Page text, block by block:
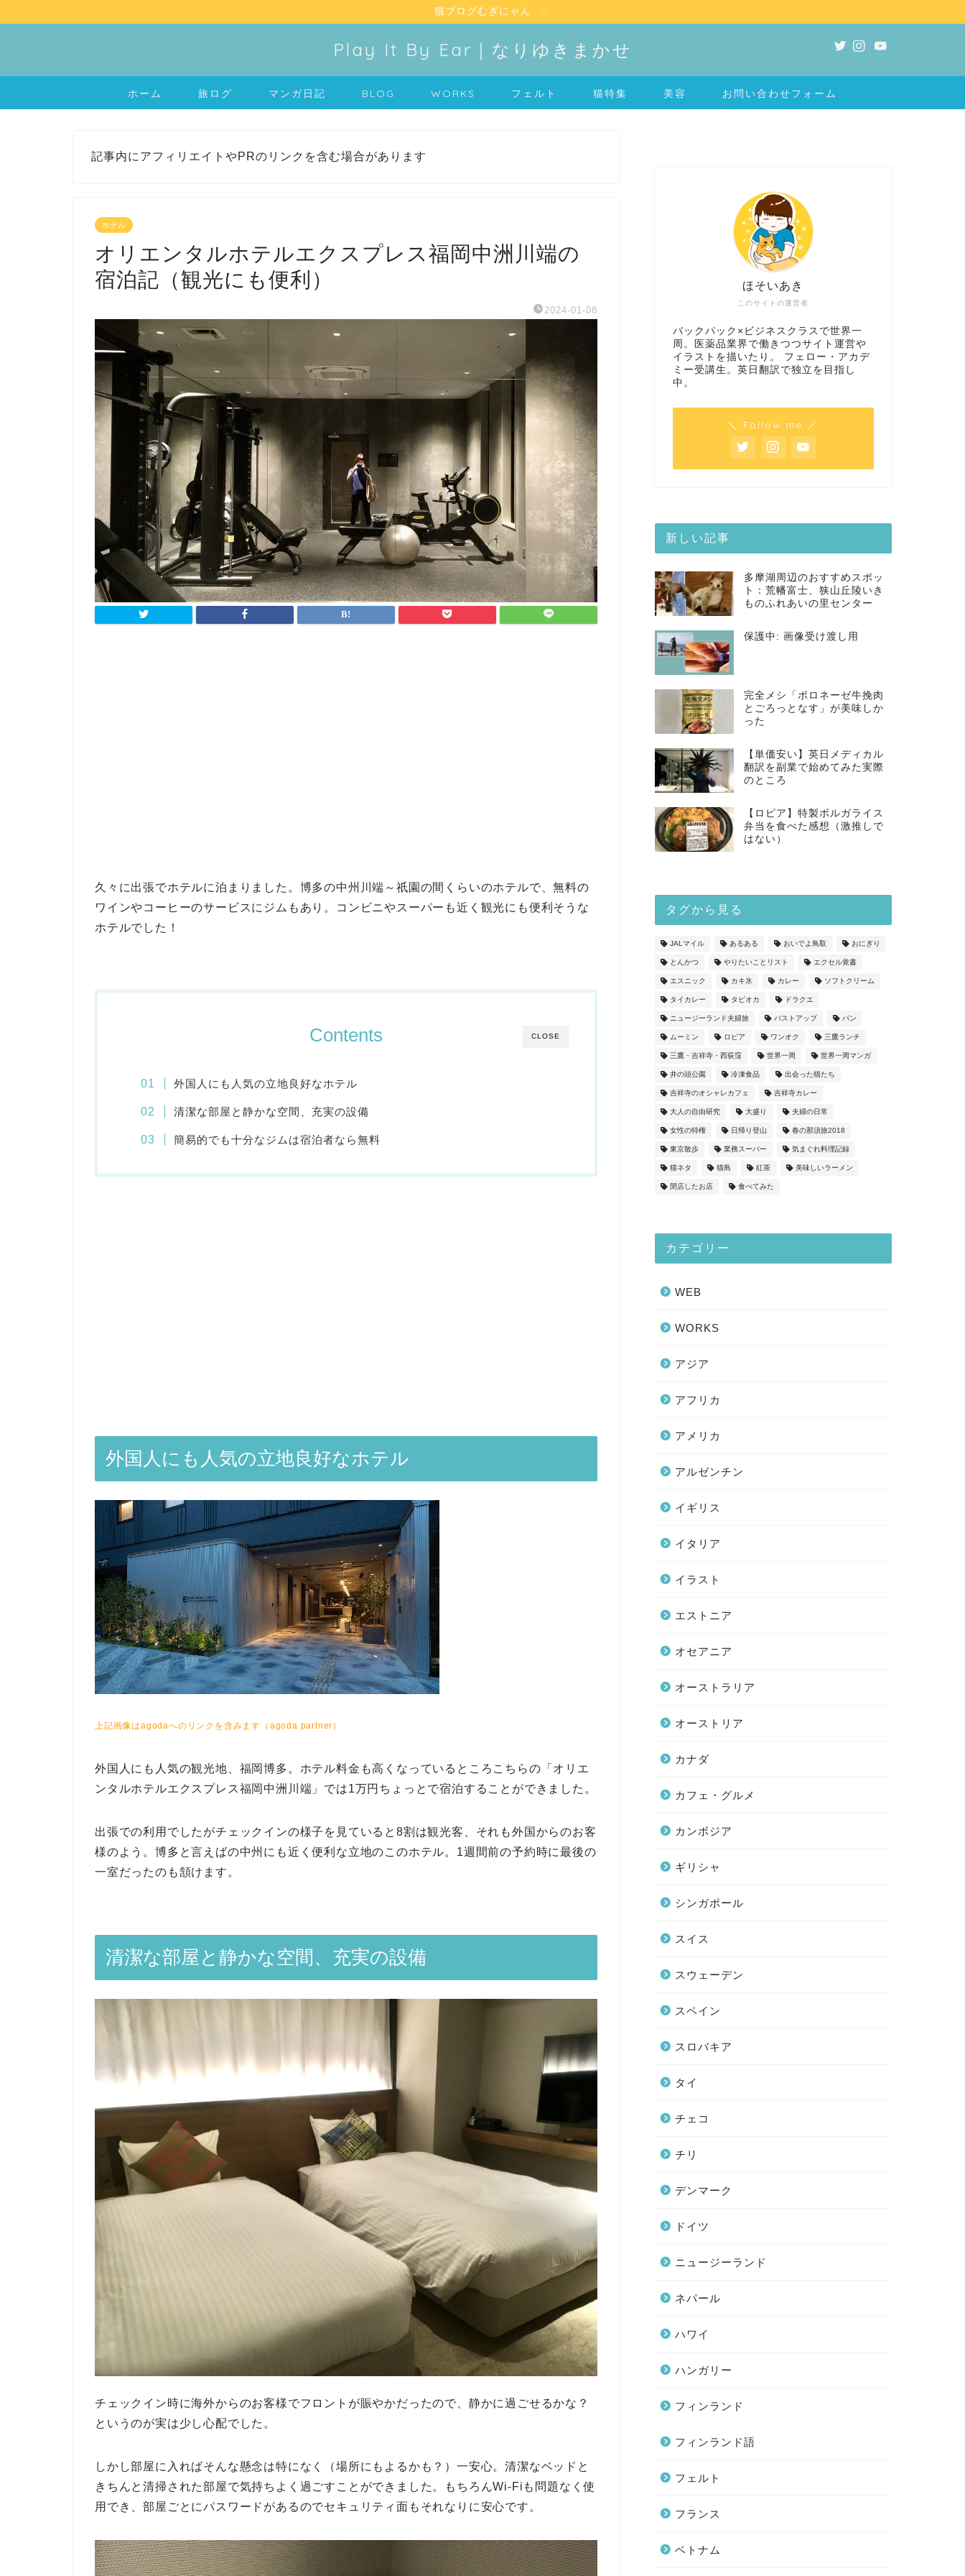
猫ブログむぎにゃん
Play It By Ear｜なりゆきまかせ
ホーム 旅ログ マンガ日記 BLOG WORKS フェルト 猫特集 美容 お問い合わせフォーム
記事内にアフィリエイトやPRのリンクを含む場合があります
ホテル
オリエンタルホテルエクスプレス福岡中洲川端の
宿泊記（観光にも便利）
2024-01-08
久々に出張でホテルに泊まりました。博多の中州川端～祇園の間くらいのホテルで、無料の
ワインやコーヒーのサービスにジムもあり。コンビニやスーパーも近く観光にも便利そうな
ホテルでした！
CLOSE
Contents
外国人にも人気の立地良好なホテル
清潔な部屋と静かな空間、充実の設備
簡易的でも十分なジムは宿泊者なら無料
外国人にも人気の立地良好なホテル
上記画像はagodaへのリンクを含みます（agoda partner）
外国人にも人気の観光地、福岡博多。ホテル料金も高くなっているところこちらの「オリエ
ンタルホテルエクスプレス福岡中洲川端」では1万円ちょっとで宿泊することができました。
出張での利用でしたがチェックインの様子を見ていると8割は観光客、それも外国からのお客
様のよう。博多と言えばの中州にも近く便利な立地のこのホテル。1週間前の予約時に最後の
一室だったのも頷けます。
清潔な部屋と静かな空間、充実の設備
チェックイン時に海外からのお客様でフロントが賑やかだったので、静かに過ごせるかな？
というのが実は少し心配でした。
しかし部屋に入ればそんな懸念は特になく（場所にもよるかも？）一安心。清潔なベッドと
きちんと清掃された部屋で気持ちよく過ごすことができました。もちろんWi-Fiも問題なく使
用でき、部屋ごとにパスワードがあるのでセキュリティ面もそれなりに安心です。
このサイトの運営者
ほそいあき
バックパック×ビジネスクラスで世界一
周。医薬品業界で働きつつサイト運営や
イラストを描いたり。 フェロー・アカデ
ミー受講生。英日翻訳で独立を目指し
中。
＼ Follow me ／
新しい記事
多摩湖周辺のおすすめスポッ
ト：荒幡富士、狭山丘陵いき
ものふれあいの里センター
保護中: 画像受け渡し用
完全メシ「ボロネーゼ牛挽肉
とごろっとなす」が美味しか
った
【単価安い】英日メディカル
翻訳を副業で始めてみた実際
のところ
【ロピア】特製ボルガライス
弁当を食べた感想（激推しで
はない）
タグから見る
JALマイル あるある おいでよ鳥取 おにぎり
とんかつ やりたいことリスト エクセル覚書
エスニック カキ氷 カレー ソフトクリーム
タイカレー タピオカ ドラクエ
ニュージーランド夫婦旅 バストアップ パン
ムーミン ロピア ワンオク 三鷹ランチ
三鷹・吉祥寺・西荻窪 世界一周 世界一周マンガ
井の頭公園 冷凍食品 出会った猫たち
吉祥寺のオシャレカフェ 吉祥寺カレー
大人の自由研究 大盛り 夫婦の日常
女性の特権 日帰り登山 春の那須旅2018
東京散歩 業務スーパー 気まぐれ料理記録
猫ネタ 猫島 紅茶 美味しいラーメン
閉店したお店 食べてみた
カテゴリー
WEB
WORKS
アジア
アフリカ
アメリカ
アルゼンチン
イギリス
イタリア
イラスト
エストニア
オセアニア
オーストラリア
オーストリア
カナダ
カフェ・グルメ
カンボジア
ギリシャ
シンガポール
スイス
スウェーデン
スペイン
スロバキア
タイ
チェコ
チリ
デンマーク
ドイツ
ニュージーランド
ネパール
ハワイ
ハンガリー
フィンランド
フィンランド語
フェルト
フランス
ベトナム